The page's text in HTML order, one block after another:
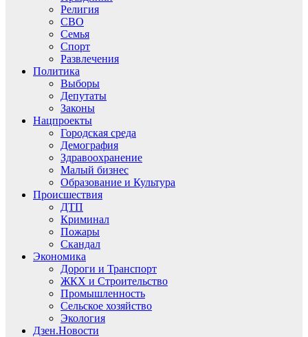
Религия
СВО
Семья
Спорт
Развлечения
Политика
Выборы
Депутаты
Законы
Нацпроекты
Городская среда
Демография
Здравоохранение
Малый бизнес
Образование и Культура
Происшествия
ДТП
Криминал
Пожары
Скандал
Экономика
Дороги и Транспорт
ЖКХ и Строительство
Промышленность
Сельское хозяйство
Экология
Дзен.Новости